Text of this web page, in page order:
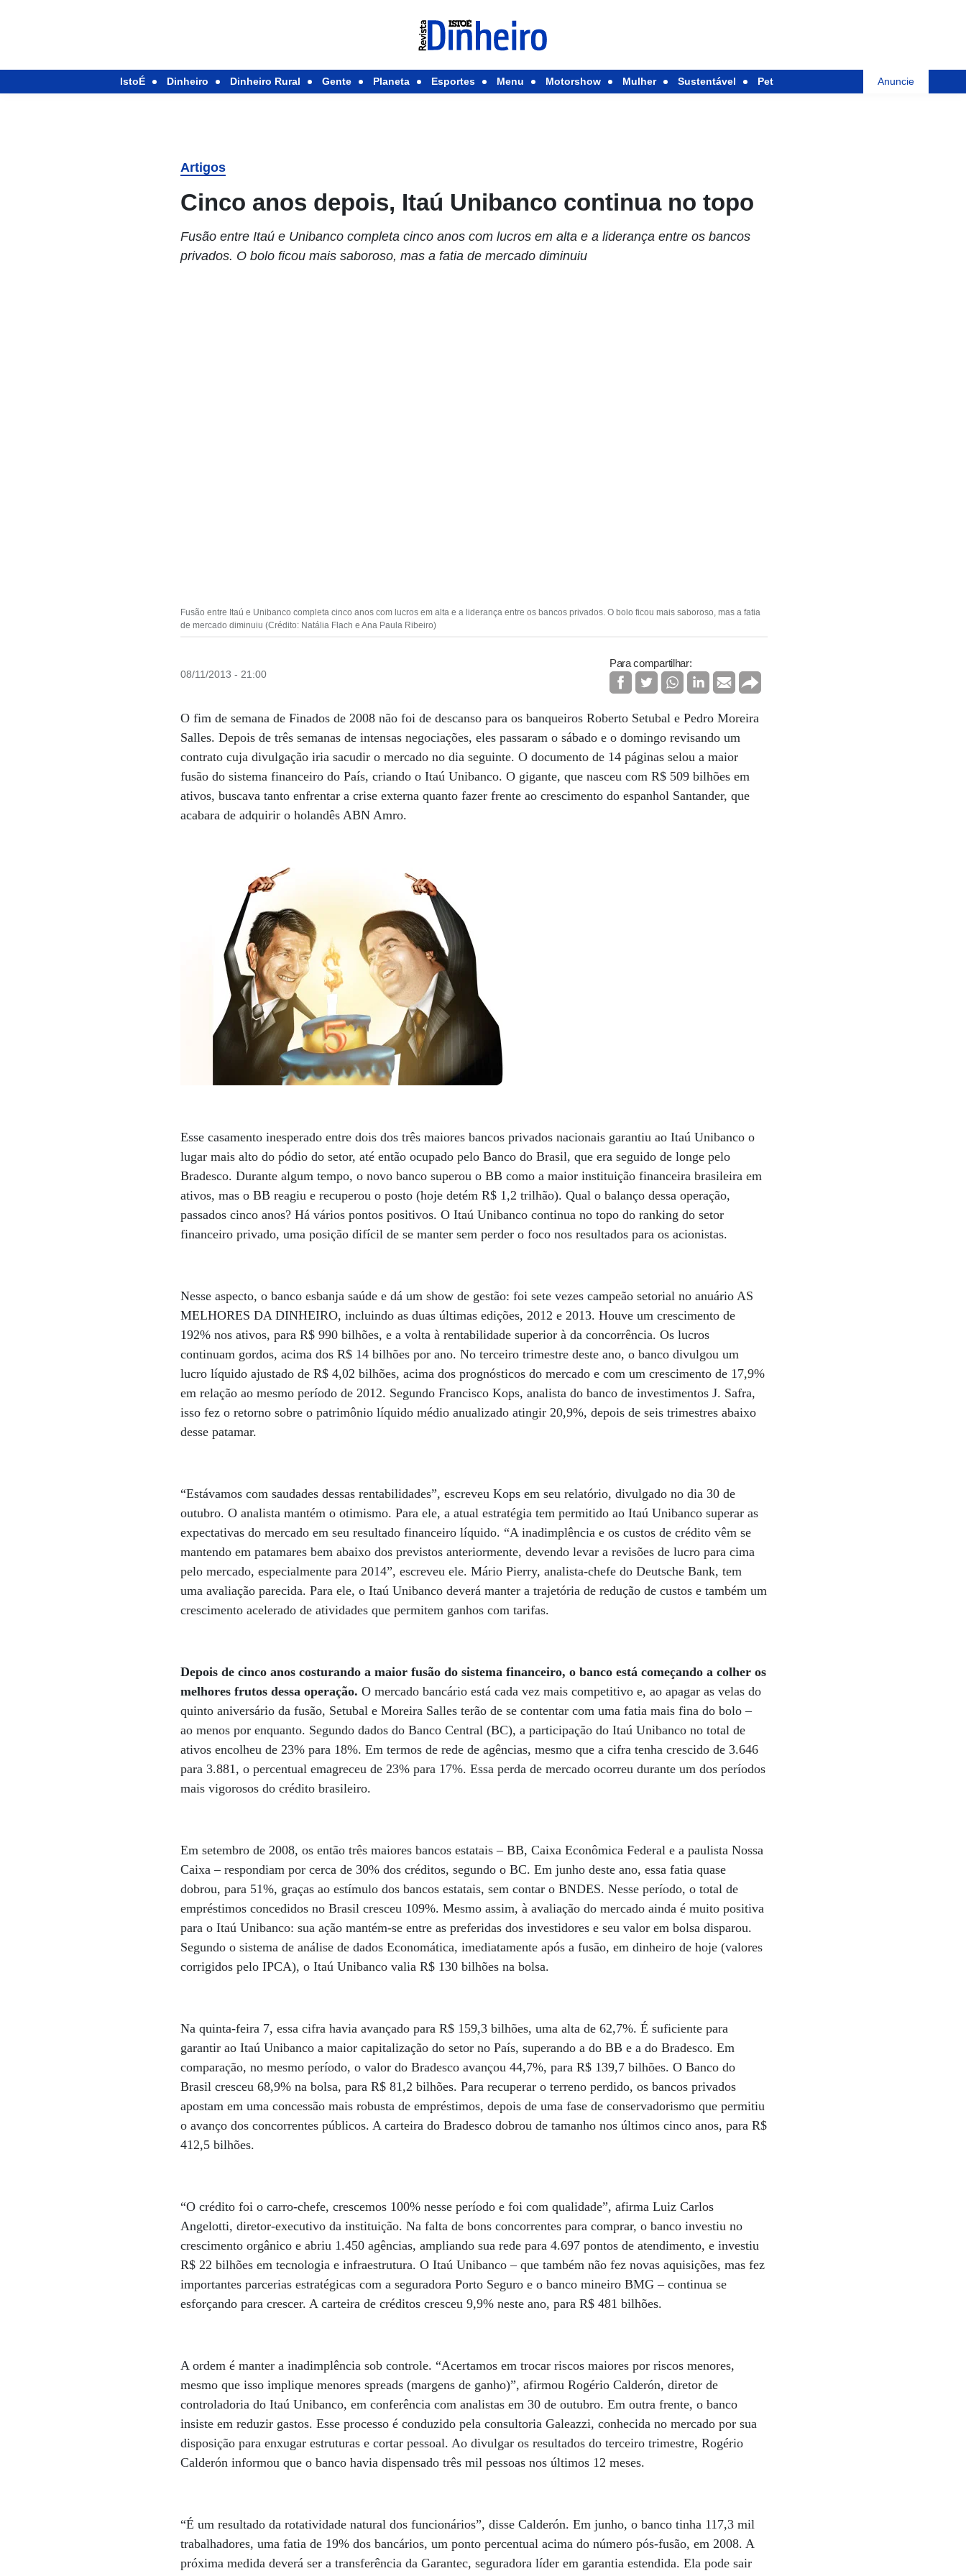
IstoÉ Dinheiro Dinheiro Rural Gente Planeta Esportes Menu Motorshow Mulher Sustentável Pet Anuncie
Artigos
Cinco anos depois, Itaú Unibanco continua no topo
Fusão entre Itaú e Unibanco completa cinco anos com lucros em alta e a liderança entre os bancos
privados. O bolo ficou mais saboroso, mas a fatia de mercado diminuiu
Fusão entre Itaú e Unibanco completa cinco anos com lucros em alta e a liderança entre os bancos privados. O bolo ficou mais saboroso, mas a fatia
de mercado diminuiu (Crédito: Natália Flach e Ana Paula Ribeiro)
08/11/2013 - 21:00
Para compartilhar:
O fim de semana de Finados de 2008 não foi de descanso para os banqueiros Roberto Setubal e Pedro Moreira
Salles. Depois de três semanas de intensas negociações, eles passaram o sábado e o domingo revisando um
contrato cuja divulgação iria sacudir o mercado no dia seguinte. O documento de 14 páginas selou a maior
fusão do sistema financeiro do País, criando o Itaú Unibanco. O gigante, que nasceu com R$ 509 bilhões em
ativos, buscava tanto enfrentar a crise externa quanto fazer frente ao crescimento do espanhol Santander, que
acabara de adquirir o holandês ABN Amro.
Esse casamento inesperado entre dois dos três maiores bancos privados nacionais garantiu ao Itaú Unibanco o
lugar mais alto do pódio do setor, até então ocupado pelo Banco do Brasil, que era seguido de longe pelo
Bradesco. Durante algum tempo, o novo banco superou o BB como a maior instituição financeira brasileira em
ativos, mas o BB reagiu e recuperou o posto (hoje detém R$ 1,2 trilhão). Qual o balanço dessa operação,
passados cinco anos? Há vários pontos positivos. O Itaú Unibanco continua no topo do ranking do setor
financeiro privado, uma posição difícil de se manter sem perder o foco nos resultados para os acionistas.
Nesse aspecto, o banco esbanja saúde e dá um show de gestão: foi sete vezes campeão setorial no anuário AS
MELHORES DA DINHEIRO, incluindo as duas últimas edições, 2012 e 2013. Houve um crescimento de
192% nos ativos, para R$ 990 bilhões, e a volta à rentabilidade superior à da concorrência. Os lucros
continuam gordos, acima dos R$ 14 bilhões por ano. No terceiro trimestre deste ano, o banco divulgou um
lucro líquido ajustado de R$ 4,02 bilhões, acima dos prognósticos do mercado e com um crescimento de 17,9%
em relação ao mesmo período de 2012. Segundo Francisco Kops, analista do banco de investimentos J. Safra,
isso fez o retorno sobre o patrimônio líquido médio anualizado atingir 20,9%, depois de seis trimestres abaixo
desse patamar.
“Estávamos com saudades dessas rentabilidades”, escreveu Kops em seu relatório, divulgado no dia 30 de
outubro. O analista mantém o otimismo. Para ele, a atual estratégia tem permitido ao Itaú Unibanco superar as
expectativas do mercado em seu resultado financeiro líquido. “A inadimplência e os custos de crédito vêm se
mantendo em patamares bem abaixo dos previstos anteriormente, devendo levar a revisões de lucro para cima
pelo mercado, especialmente para 2014”, escreveu ele. Mário Pierry, analista-chefe do Deutsche Bank, tem
uma avaliação parecida. Para ele, o Itaú Unibanco deverá manter a trajetória de redução de custos e também um
crescimento acelerado de atividades que permitem ganhos com tarifas.
Depois de cinco anos costurando a maior fusão do sistema financeiro, o banco está começando a colher os
melhores frutos dessa operação.O mercado bancário está cada vez mais competitivo e, ao apagar as velas do
quinto aniversário da fusão, Setubal e Moreira Salles terão de se contentar com uma fatia mais fina do bolo –
ao menos por enquanto. Segundo dados do Banco Central (BC), a participação do Itaú Unibanco no total de
ativos encolheu de 23% para 18%. Em termos de rede de agências, mesmo que a cifra tenha crescido de 3.646
para 3.881, o percentual emagreceu de 23% para 17%. Essa perda de mercado ocorreu durante um dos períodos
mais vigorosos do crédito brasileiro.
Em setembro de 2008, os então três maiores bancos estatais – BB, Caixa Econômica Federal e a paulista Nossa
Caixa – respondiam por cerca de 30% dos créditos, segundo o BC. Em junho deste ano, essa fatia quase
dobrou, para 51%, graças ao estímulo dos bancos estatais, sem contar o BNDES. Nesse período, o total de
empréstimos concedidos no Brasil cresceu 109%. Mesmo assim, à avaliação do mercado ainda é muito positiva
para o Itaú Unibanco: sua ação mantém-se entre as preferidas dos investidores e seu valor em bolsa disparou.
Segundo o sistema de análise de dados Economática, imediatamente após a fusão, em dinheiro de hoje (valores
corrigidos pelo IPCA), o Itaú Unibanco valia R$ 130 bilhões na bolsa.
Na quinta-feira 7, essa cifra havia avançado para R$ 159,3 bilhões, uma alta de 62,7%. É suficiente para
garantir ao Itaú Unibanco a maior capitalização do setor no País, superando a do BB e a do Bradesco. Em
comparação, no mesmo período, o valor do Bradesco avançou 44,7%, para R$ 139,7 bilhões. O Banco do
Brasil cresceu 68,9% na bolsa, para R$ 81,2 bilhões. Para recuperar o terreno perdido, os bancos privados
apostam em uma concessão mais robusta de empréstimos, depois de uma fase de conservadorismo que permitiu
o avanço dos concorrentes públicos. A carteira do Bradesco dobrou de tamanho nos últimos cinco anos, para R$
412,5 bilhões.
“O crédito foi o carro-chefe, crescemos 100% nesse período e foi com qualidade”, afirma Luiz Carlos
Angelotti, diretor-executivo da instituição. Na falta de bons concorrentes para comprar, o banco investiu no
crescimento orgânico e abriu 1.450 agências, ampliando sua rede para 4.697 pontos de atendimento, e investiu
R$ 22 bilhões em tecnologia e infraestrutura. O Itaú Unibanco – que também não fez novas aquisições, mas fez
importantes parcerias estratégicas com a seguradora Porto Seguro e o banco mineiro BMG – continua se
esforçando para crescer. A carteira de créditos cresceu 9,9% neste ano, para R$ 481 bilhões.
A ordem é manter a inadimplência sob controle. “Acertamos em trocar riscos maiores por riscos menores,
mesmo que isso implique menores spreads (margens de ganho)”, afirmou Rogério Calderón, diretor de
controladoria do Itaú Unibanco, em conferência com analistas em 30 de outubro. Em outra frente, o banco
insiste em reduzir gastos. Esse processo é conduzido pela consultoria Galeazzi, conhecida no mercado por sua
disposição para enxugar estruturas e cortar pessoal. Ao divulgar os resultados do terceiro trimestre, Rogério
Calderón informou que o banco havia dispensado três mil pessoas nos últimos 12 meses.
“É um resultado da rotatividade natural dos funcionários”, disse Calderón. Em junho, o banco tinha 117,3 mil
trabalhadores, uma fatia de 19% dos bancários, um ponto percentual acima do número pós-fusão, em 2008. A
próxima medida deverá ser a transferência da Garantec, seguradora líder em garantia estendida. Ela pode sair